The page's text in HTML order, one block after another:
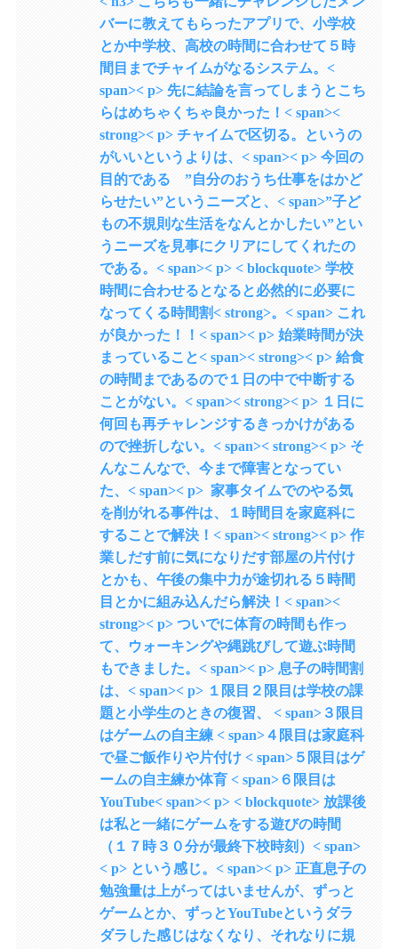
バーに教えてもらったアプリで、小学校
とか中学校、高校の時間に合わせて５時
間目までチャイムがなるシステム。<
span>< p> 先に結論を言ってしまうとこち
らはめちゃくちゃ良かった！< span><
strong>< p> チャイムで区切る。というの
がいいというよりは、< span>< p> 今回の
目的である ”自分のおうち仕事をはかど
らせたい”というニーズと、< span>”子ど
もの不規則な生活をなんとかしたい”とい
うニーズを見事にクリアにしてくれたの
である。< span>< p> < blockquote> 学校
時間に合わせるとなると必然的に必要に
なってくる時間割< strong>。< span> これ
が良かった！！< span>< p> 始業時間が決
まっていること< span>< strong>< p> 給食
の時間まであるので１日の中で中断する
ことがない。< span>< strong>< p> １日に
何回も再チャレンジするきっかけがある
ので挫折しない。< span>< strong>< p> そ
んなこんなで、今まで障害となってい
た、< span>< p> 家事タイムでのやる気
を削がれる事件は、１時間目を家庭科に
することで解決！< span>< strong>< p> 作
業しだす前に気になりだす部屋の片付け
とかも、午後の集中力が途切れる５時間
目とかに組み込んだら解決！< span><
strong>< p> ついでに体育の時間も作っ
て、ウォーキングや縄跳びして遊ぶ時間
もできました。< span>< p> 息子の時間割
は、< span>< p> １限目２限目は学校の課
題と小学生のときの復習、 < span>３限目
はゲームの自主練 < span>４限目は家庭科
で昼ご飯作りや片付け < span>５限目はゲ
ームの自主練か体育 < span>６限目は
YouTube< span>< p> < blockquote> 放課後
は私と一緒にゲームをする遊びの時間
（１７時３０分が最終下校時刻）< span>
< p> という感じ。< span>< p> 正直息子の
勉強量は上がってはいませんが、ずっと
ゲームとか、ずっとYouTubeというダラ
ダラした感じはなくなり、それなりに規